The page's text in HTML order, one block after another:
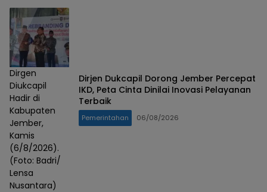
Dirgen
Diukcapil
Hadir di
Kabupaten
Jember,
Kamis
(6/8/2026).
(Foto: Badri/
Lensa
Nusantara)
Dirjen Dukcapil Dorong Jember Percepat
IKD, Peta Cinta Dinilai Inovasi Pelayanan
Terbaik
Pemerintahan 06/08/2026